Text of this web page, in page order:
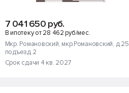
7 041 650 руб.
В ипотеку от 28 462 руб/мес.
Мкр. Романовский, мкр.Романовский, д.25
подъезд 2
Срок сдачи 4 кв. 2027